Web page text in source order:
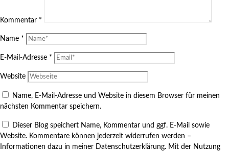
Kommentar *
Name *
E-Mail-Adresse *
Website
Name, E-Mail-Adresse und Website in diesem Browser für meinen
nächsten Kommentar speichern.
Dieser Blog speichert Name, Kommentar und ggf. E-Mail sowie
Website. Kommentare können jederzeit widerrufen werden –
Informationen dazu in meiner Datenschutzerklärung. Mit der Nutzung